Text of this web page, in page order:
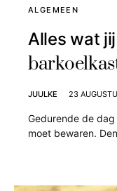
ALGEMEEN
Alles wat
JUULKE 23
Gedurende de
moet bewaren.